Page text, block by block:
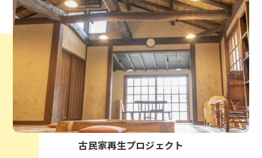
古民家再生プロジェクト